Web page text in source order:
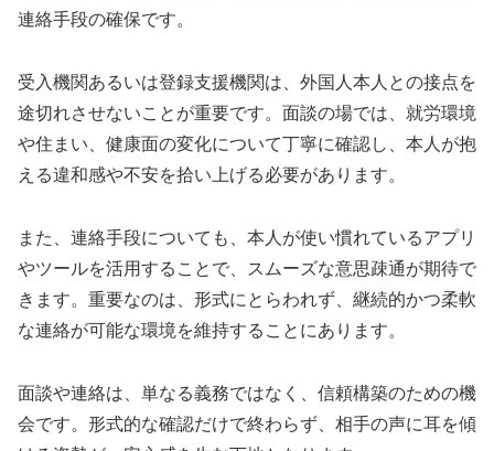
連絡手段の確保です。
受入機関あるいは登録支援機関は、外国人本人との接点を
途切れさせないことが重要です。面談の場では、就労環境
や住まい、健康面の変化について丁寧に確認し、本人が抱
える違和感や不安を拾い上げる必要があります。
また、連絡手段についても、本人が使い慣れているアプリ
やツールを活用することで、スムーズな意思疎通が期待で
きます。重要なのは、形式にとらわれず、継続的かつ柔軟
な連絡が可能な環境を維持することにあります。
面談や連絡は、単なる義務ではなく、信頼構築のための機
会です。形式的な確認だけで終わらず、相手の声に耳を傾